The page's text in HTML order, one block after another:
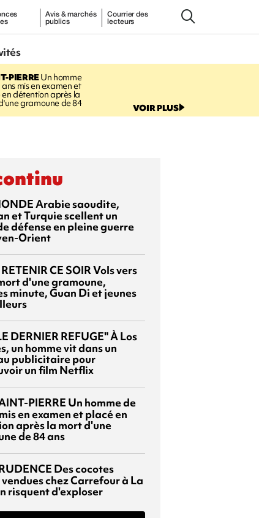
Avis & marchés
publics
Courrier des
lecteurs
PIERREUn homme
mis en examen et
détention après la
gramoune de 84 VOIR PLUS
Arabie saoudite,
et Turquie scellent un
défense en pleine guerre
Orient
CE SOIRVols vers
d'une gramoune,
minute, Guan Di et jeunes
DERNIER REFUGE"À Los
un homme vit dans un
publicitaire pour
un film Netflix
PIERRE Un homme de
en examen et placé en
après la mort d'une
de 84 ans
Des cocotes
chez Carrefour à La
risquent d'exploser